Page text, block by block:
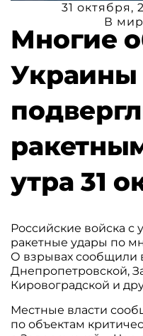
31 октября,
В
Многие
Украины
утра 31
Российские войска с
ракетные удары по
О взрывах сообщили
Днепропетровской,
Кировоградской и
Местные власти
по объектам